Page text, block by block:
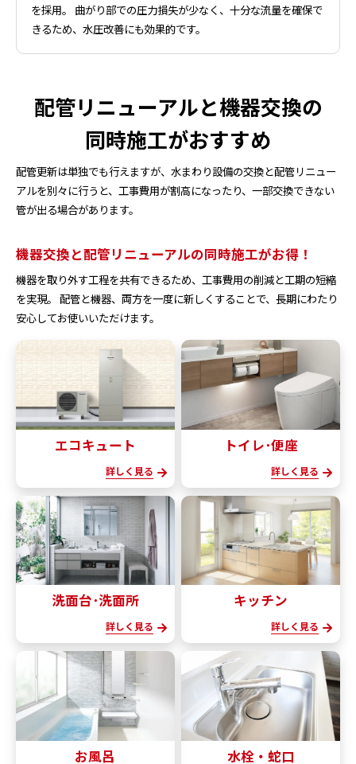
を採用。 曲がり部での圧力損失が少なく、十分な流量を確保で
きるため、水圧改善にも効果的です。
配管リニューアルと機器交換の
同時施工がおすすめ
配管更新は単独でも行えますが、水まわり設備の交換と配管リニュー
アルを別々に行うと、工事費用が割高になったり、一部交換できない
管が出る場合があります。
機器交換と配管リニューアルの同時施工がお得！
機器を取り外す工程を共有できるため、工事費用の削減と工期の短縮
を実現。 配管と機器、両方を一度に新しくすることで、長期にわたり
安心してお使いいただけます。
エコキュート
詳しく見る
トイレ･便座
詳しく見る
洗面台･洗面所
詳しく見る
キッチン
詳しく見る
お風呂 水栓・蛇口